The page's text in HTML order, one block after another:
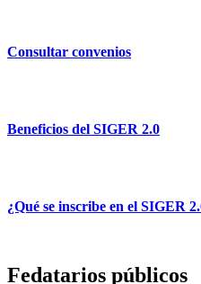
Consultar convenios
Beneficios del SIGER 2.0
¿Qué se inscribe en el SIGER
Fedatarios públicos